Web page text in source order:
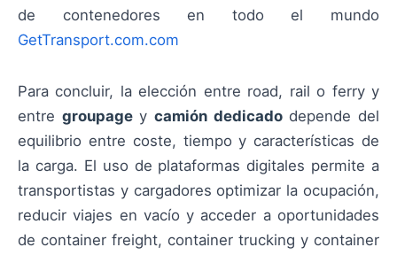
de contenedores en todo el mundo
GetTransport.com.com
Para concluir, la elección entre road, rail o ferry y
entre groupageycamión dedicadodepende del
equilibrio entre coste, tiempo y características de
la carga. El uso de plataformas digitales permite a
transportistas y cargadores optimizar la ocupación,
reducir viajes en vacío y acceder a oportunidades
de container freight, container trucking y container